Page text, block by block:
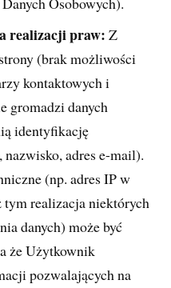
realizacji praw: Z
(brak możliwości
kontaktowych i
gromadzi danych
identyfikację
adres e-mail).
(np. adres IP w
tym realizacja niektórych
danych) może być
że Użytkownik
pozwalających na